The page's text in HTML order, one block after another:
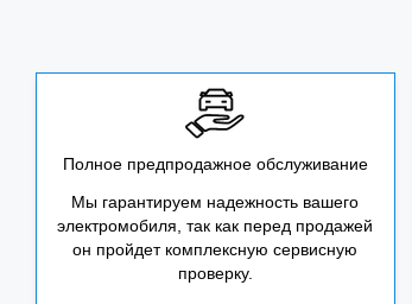
Полное предпродажное обслуживание
Мы гарантируем надежность вашего
электромобиля, так как перед продажей
он пройдет комплексную сервисную
проверку.